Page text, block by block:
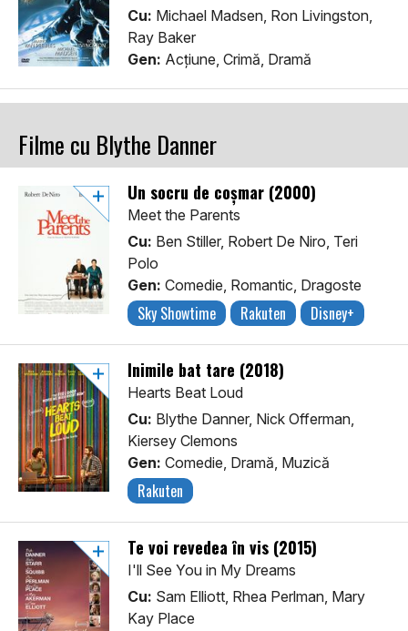
Cu: Michael Madsen, Ron Livingston,
Ray Baker
Gen: Acţiune, Crimă, Dramă
Filme cu Blythe Danner
Un socru de coșmar (2000)
Meet the Parents
Cu: Ben Stiller, Robert De Niro, Teri
Polo
Gen: Comedie, Romantic, Dragoste
Sky Showtime Rakuten Disney+
Inimile bat tare (2018)
Hearts Beat Loud
Cu: Blythe Danner, Nick Offerman,
Kiersey Clemons
Gen: Comedie, Dramă, Muzică
Rakuten
Te voi revedea în vis (2015)
I'll See You in My Dreams
Cu: Sam Elliott, Rhea Perlman, Mary
Kay Place